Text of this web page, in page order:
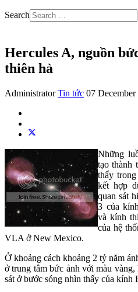
Search
Hercules A, nguồn
thiên hà
Administrator Tin tức 07 December
Những
tạo thành
thấy
kết hợp
quan sát
3 của
và kính
của hệ
VLA ở New Mexico.
Ở khoảng cách khoảng 2 tỷ năm
ở trung tâm bức ảnh với màu
sát ở bước sóng nhìn thấy của kính